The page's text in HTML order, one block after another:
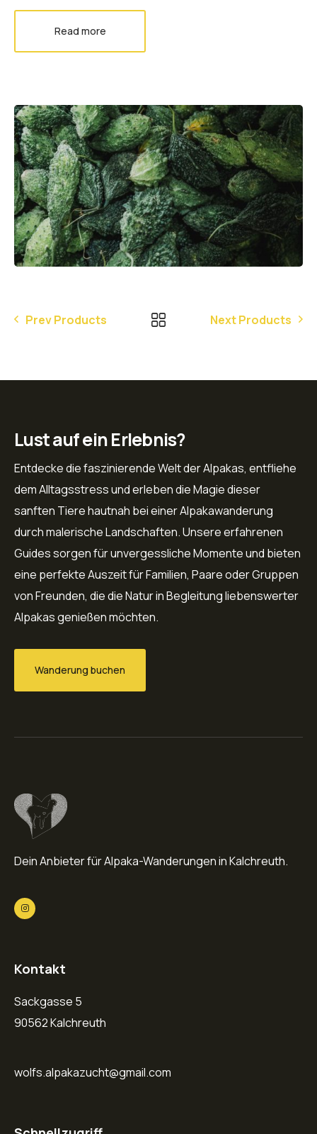
Read more
Prev Products Next Products
Lust auf ein Erlebnis?
Entdecke die faszinierende Welt der Alpakas, entfliehe
dem Alltagsstress und erleben die Magie dieser
sanften Tiere hautnah bei einer Alpakawanderung
durch malerische Landschaften. Unsere erfahrenen
Guides sorgen für unvergessliche Momente und bieten
eine perfekte Auszeit für Familien, Paare oder Gruppen
von Freunden, die die Natur in Begleitung liebenswerter
Alpakas genießen möchten.
Wanderung buchen
Dein Anbieter für Alpaka-Wanderungen in Kalchreuth.
Kontakt
Sackgasse 5
90562 Kalchreuth
wolfs.alpakazucht@gmail.com